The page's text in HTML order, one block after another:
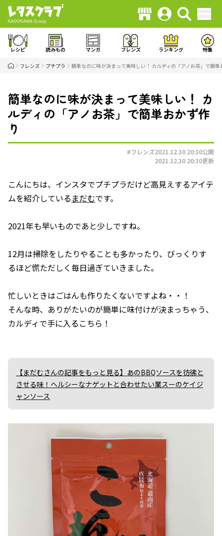
レシピ 読みもの マンガ フレンズ ランキング 特集
フレンズ プチプラ 簡単なのに味が決まって美味しい！ カルディの「アノお茶」で簡単
簡単なのに味が決まって美味しい！ カ
ルディの「アノお茶」で簡単おかず作
り
#フレンズ2021.12.30 20:30公開
2021.12.30 20:30更新
こんにちは、インスタでプチプラだけど高見えするアイテ
ムを紹介している まだむです。
2021年も早いものであと少しですね。
12月は掃除をしたりやることも多かったり、びっくりす
るほど慌ただしく毎日過ぎていきました。
忙しいときはごはんも作りたくないですよね・・！
そんな時、ありがたいのが簡単に味付けが決まっちゃう、
カルディで手に入るこちら！
【まだむさんの記事をもっと見る】あのBBQソースを彷彿と
させる味！ヘルシーなナゲットと合わせたい業スーのケイジ
ャンソース